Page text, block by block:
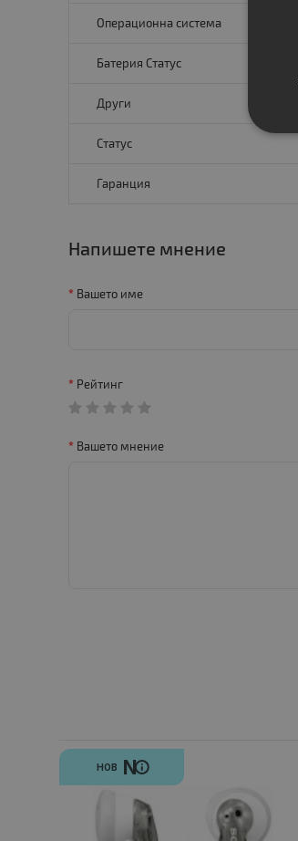
Операционна система
Батерия Статус
Други
Статус
Гаранция
Напишете мнение
Вашето име
Рейтинг
Вашето мнение
НОВ N